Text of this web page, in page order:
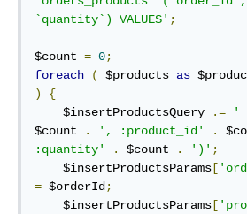
`quantity`) VALUES' ;
$count = 0;
foreach
( $products as
)
{
    $insertProductsQuery
.= '
$count
. ', :product_id' .
:quantity'
. $count . ')' ;
    $insertProductsParams
[
= $orderId;
    $insertProductsParams
[